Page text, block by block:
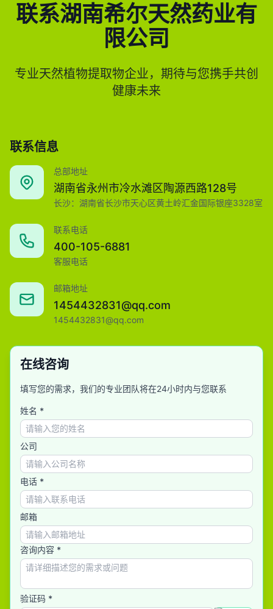
联系湖南希尔天然药业有
限公司
专业天然植物提取物企业，期待与您携手共创
健康未来
联系信息
总部地址
湖南省永州市冷水滩区陶源西路128号
长沙：湖南省长沙市天心区黄土岭汇金国际银座3328室
联系电话
400-105-6881
客服电话
邮箱地址
1454432831@qq.com
1454432831@qq.com
在线咨询
填写您的需求，我们的专业团队将在24小时内与您联系
姓名 *
公司
电话 *
邮箱
咨询内容 *
验证码 *